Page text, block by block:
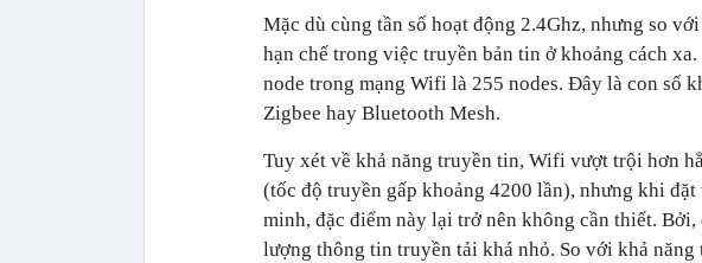
Mặc dù cùng tần số hoạt động 2.4Ghz, nhưng so
hạn chế trong việc truyền bản tin ở khoảng cách
node trong mạng Wifi là 255 nodes. Đây là con số
Zigbee hay Bluetooth Mesh.
Tuy xét về khả năng truyền tin, Wifi vượt trội hơn
(tốc độ truyền gấp khoảng 4200 lần), nhưng khi
minh, đặc điểm này lại trở nên không cần thiết.
lượng thông tin truyền tải khá nhỏ. So với khả